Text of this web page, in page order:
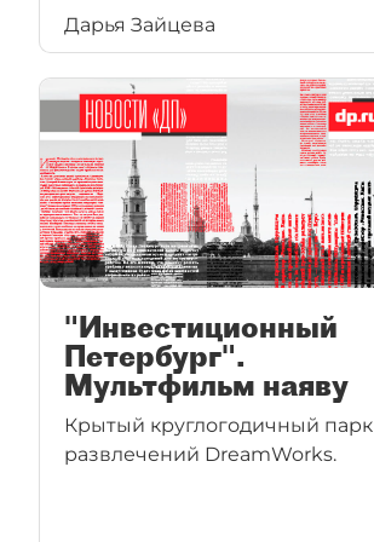
развивающих анимационных
фильмов называют детей
по имени — это первый
интерактивный проект
в городе.
Дарья Зайцева
"Инвестиционный
Петербург".
Мультфильм наяву
Крытый круглогодичный парк
развлечений DreamWorks.